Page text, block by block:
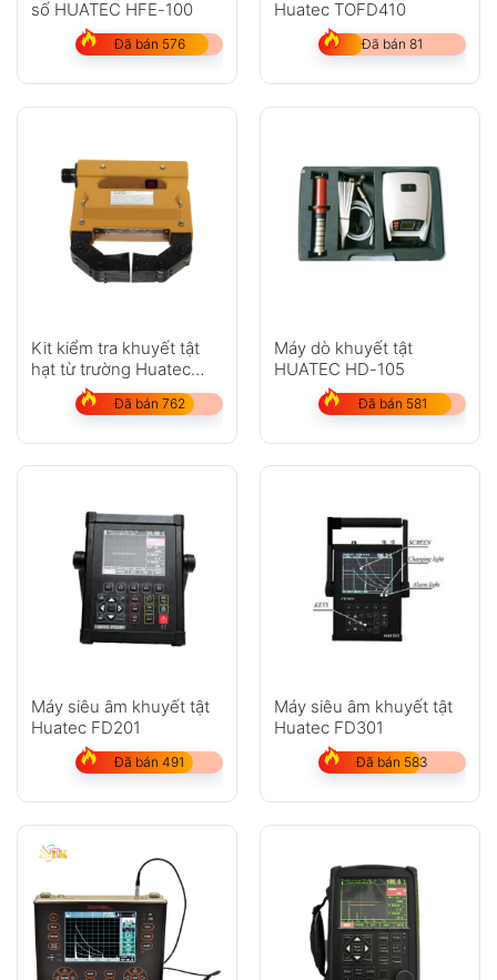
số HUATEC HFE-100
Đã bán 576
Huatec TOFD410
Đã bán 81
Kit kiểm tra khuyết tật
hạt từ trường Huatec
HCDX-220
Đã bán 762
Máy dò khuyết tật
HUATEC HD-105
Đã bán 581
Máy siêu âm khuyết tật
Huatec FD201
Đã bán 491
Máy siêu âm khuyết tật
Huatec FD301
Đã bán 583